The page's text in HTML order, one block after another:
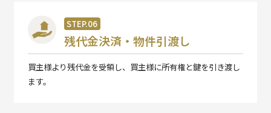
STEP.06
残代金決済・物件引渡し
買主様より残代金を受領し、買主様に所有権と鍵を引き渡し
ます。